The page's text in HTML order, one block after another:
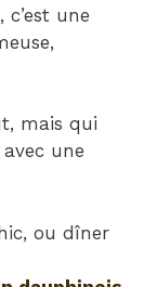
une
mais qui
une
ou dîner